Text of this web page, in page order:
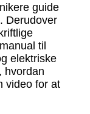
guide
Derudover
til
elektriske
hvordan
video for at